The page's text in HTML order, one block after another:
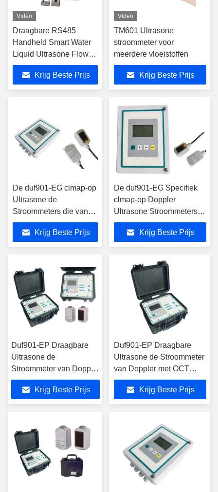
Video
Draagbare RS485
Handheld Smart Water
Liquid Ultrasone Flow
Meter
Krijg Beste Prijs
Video
TM601 Ultrasone
stroommeter voor
meerdere vloeistoffen
Krijg Beste Prijs
De duf901-EG clmap-op
Ultrasone de
Stroommeters die van
Doppler
Afvalwatervloeistoffen
met Luchtbellen meten
Krijg Beste Prijs
De duf901-EG Specifiek
clmap-op Doppler
Ultrasone Stroommeters
met OCT Output
Krijg Beste Prijs
Duf901-EP Draagbare
Ultrasone de
Stroommeter van Doppler
0,05 - 12 M/S voor
Industriële
Waterzuiveringsinstallatie
Krijg Beste Prijs
Duf901-EP Draagbare
Ultrasone de Stroommeter
van Doppler met OCT
Output
Krijg Beste Prijs